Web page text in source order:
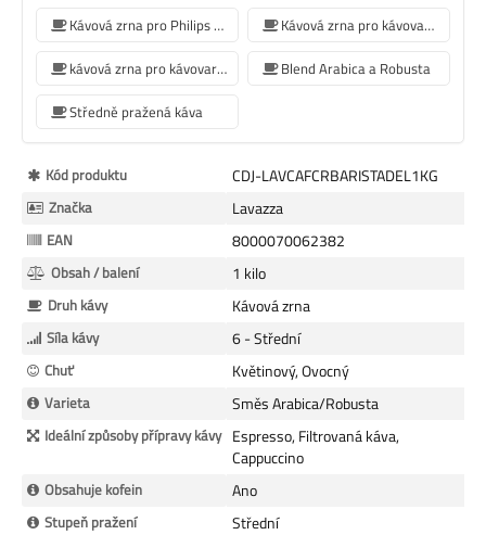
Kávová zrna pro Philips kávovar
Kávová zrna pro kávovar Krups
kávová zrna pro kávovar Siemens
Blend Arabica a Robusta
Středně pražená káva
Více
informací
Kód produktu CDJ-LAVCAFCRBARISTADEL1KG
Značka Lavazza
EAN 8000070062382
Obsah / balení 1 kilo
Druh kávy Kávová zrna
Síla kávy 6 - Střední
Chuť Květinový, Ovocný
Varieta Směs Arabica/Robusta
Ideální způsoby přípravy kávy Espresso, Filtrovaná káva,
Cappuccino
Obsahuje kofein Ano
Stupeň pražení
Střední